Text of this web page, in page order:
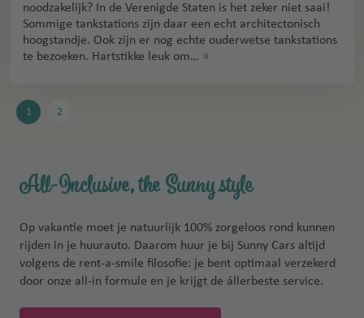
noodzakelijk? In de Verenigde Staten is het zeker niet saai!
Sommige tankstations zijn daar een echt architectonisch
hoogstandje. Ook zijn er nog echte ouderwetse tankstations
te bezoeken. Hartstikke leuk om… »
1 2
All-Inclusive, the Sunny style
Op vakantie moet je natuurlijk 100% zorgeloos rond kunnen
rijden in je huurauto. Daarom huur je bij Sunny Cars altijd
volgens de rent-a-smile filosofie: je bent optimaal verzekerd
door onze all-in formule en je krijgt de állerbeste service.